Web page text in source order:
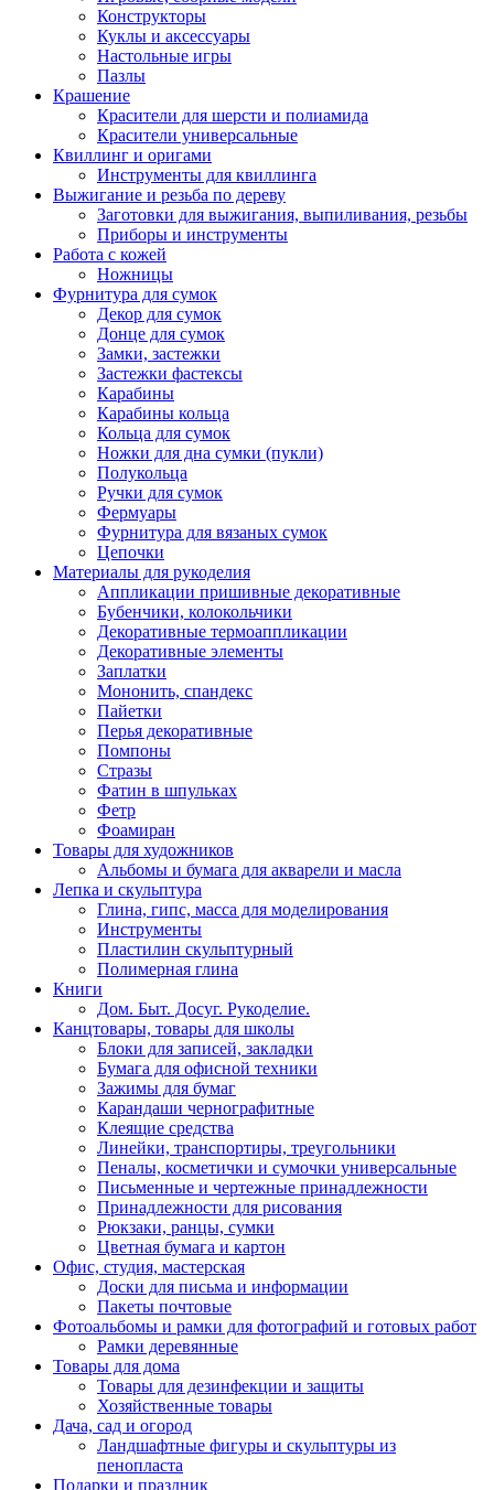
Конструкторы
Куклы и аксессуары
Настольные игры
Пазлы
Крашение
Красители для шерсти и полиамида
Красители универсальные
Квиллинг и оригами
Инструменты для квиллинга
Выжигание и резьба по дереву
Заготовки для выжигания, выпиливания, резьбы
Приборы и инструменты
Работа с кожей
Ножницы
Фурнитура для сумок
Декор для сумок
Донце для сумок
Замки, застежки
Застежки фастексы
Карабины
Карабины кольца
Кольца для сумок
Ножки для дна сумки (пукли)
Полукольца
Ручки для сумок
Фермуары
Фурнитура для вязаных сумок
Цепочки
Материалы для рукоделия
Аппликации пришивные декоративные
Бубенчики, колокольчики
Декоративные термоаппликации
Декоративные элементы
Заплатки
Мононить, спандекс
Пайетки
Перья декоративные
Помпоны
Стразы
Фатин в шпульках
Фетр
Фоамиран
Товары для художников
Альбомы и бумага для акварели и масла
Лепка и скульптура
Глина, гипс, масса для моделирования
Инструменты
Пластилин скульптурный
Полимерная глина
Книги
Дом. Быт. Досуг. Рукоделие.
Канцтовары, товары для школы
Блоки для записей, закладки
Бумага для офисной техники
Зажимы для бумаг
Карандаши чернографитные
Клеящие средства
Линейки, транспортиры, треугольники
Пеналы, косметички и сумочки универсальные
Письменные и чертежные принадлежности
Принадлежности для рисования
Рюкзаки, ранцы, сумки
Цветная бумага и картон
Офис, студия, мастерская
Доски для письма и информации
Пакеты почтовые
Фотоальбомы и рамки для фотографий и готовых работ
Рамки деревянные
Товары для дома
Товары для дезинфекции и защиты
Хозяйственные товары
Дача, сад и огород
Ландшафтные фигуры и скульптуры из
пенопласта
Подарки и праздник